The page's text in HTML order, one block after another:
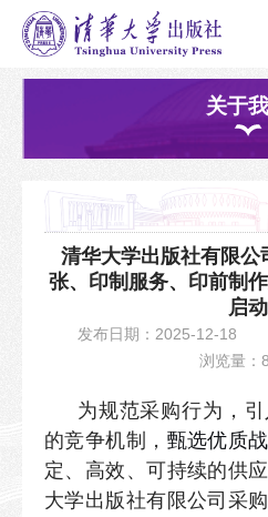
关于
清华大学出版社有限公
张、印制服务、印前制
启动
发布日期：2025-12-18
浏览量：
为规范采购行为，
的竞争机制， 甄选优质
定、高效、可持续的供
大学出版社有限公司采